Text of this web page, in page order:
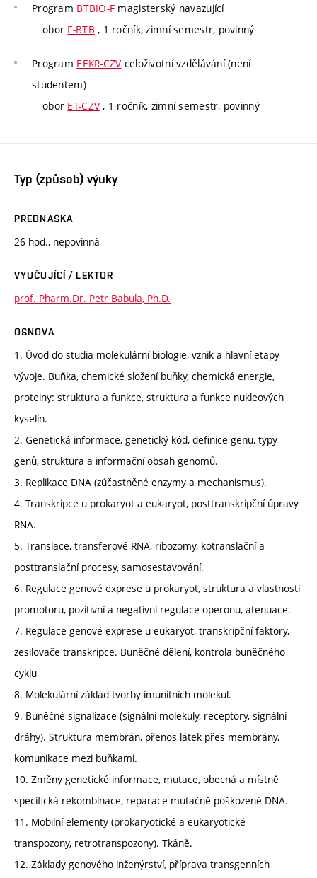
Program BTBIO-F magisterský navazující
obor F-BTB , 1 ročník, zimní semestr, povinný
Program EEKR-CZV celoživotní vzdělávání (není
studentem)
obor ET-CZV , 1 ročník, zimní semestr, povinný
Typ (způsob) výuky
PŘEDNÁŠKA
26 hod., nepovinná
VYUČUJÍCÍ / LEKTOR
prof. Pharm.Dr. Petr Babula, Ph.D.
OSNOVA
1. Úvod do studia molekulární biologie, vznik a hlavní etapy
vývoje. Buňka, chemické složení buňky, chemická energie,
proteiny: struktura a funkce, struktura a funkce nukleových
kyselin.
2. Genetická informace, genetický kód, definice genu, typy
genů, struktura a informační obsah genomů.
3. Replikace DNA (zúčastněné enzymy a mechanismus).
4. Transkripce u prokaryot a eukaryot, posttranskripční úpravy
RNA.
5. Translace, transferové RNA, ribozomy, kotranslační a
posttranslační procesy, samosestavování.
6. Regulace genové exprese u prokaryot, struktura a vlastnosti
promotoru, pozitivní a negativní regulace operonu, atenuace.
7. Regulace genové exprese u eukaryot, transkripční faktory,
zesilovače transkripce. Buněčné dělení, kontrola buněčného
cyklu
8. Molekulární základ tvorby imunitních molekul.
9. Buněčné signalizace (signální molekuly, receptory, signální
dráhy). Struktura membrán, přenos látek přes membrány,
komunikace mezi buňkami.
10. Změny genetické informace, mutace, obecná a místně
specifická rekombinace, reparace mutačně poškozené DNA.
11. Mobilní elementy (prokaryotické a eukaryotické
transpozony, retrotranspozony). Tkáně.
12. Základy genového inženýrství, příprava transgenních